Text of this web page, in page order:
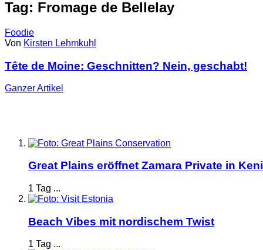
Tag: Fromage de Bellelay
Foodie
Von Kirsten Lehmkuhl
Tête de Moine: Geschnitten? Nein, geschabt!
GanzerArtikel
Great Plains eröffnet Zamara Private in
1 Tag ...
Beach Vibes mit nordischem Twist
1 Tag ...